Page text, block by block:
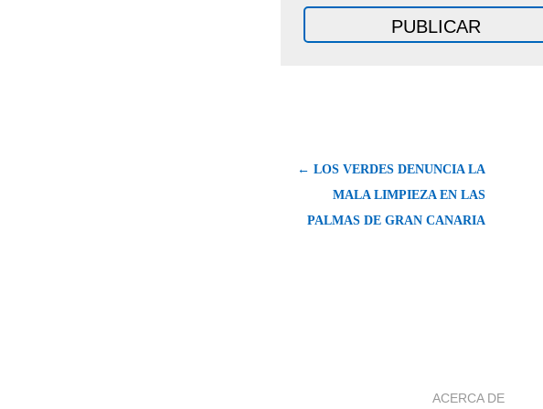
← LOS VERDES DENUNCIA LA
MALA LIMPIEZA EN LAS
PALMAS DE GRAN CANARIA
ACERCA DE